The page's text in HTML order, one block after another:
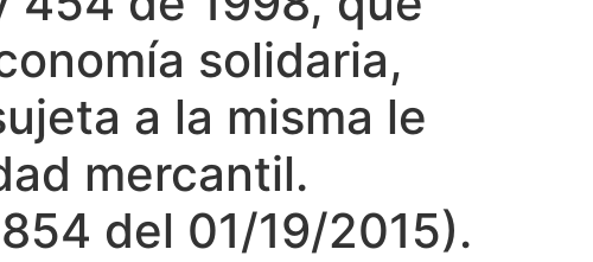
solidaria,
a la misma le
mercantil.
del 01/19/2015).